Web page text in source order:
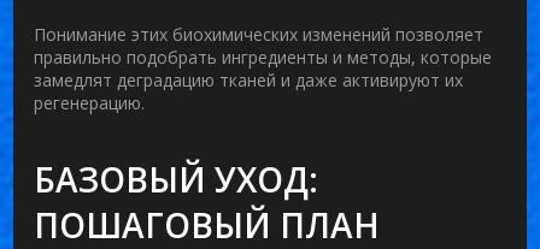
Понимание этих биохимических изменений позволяет
правильно подобрать ингредиенты и методы, которые
замедлят деградацию тканей и даже активируют их
регенерацию.
БАЗОВЫЙ УХОД:
ПОШАГОВЫЙ ПЛАН